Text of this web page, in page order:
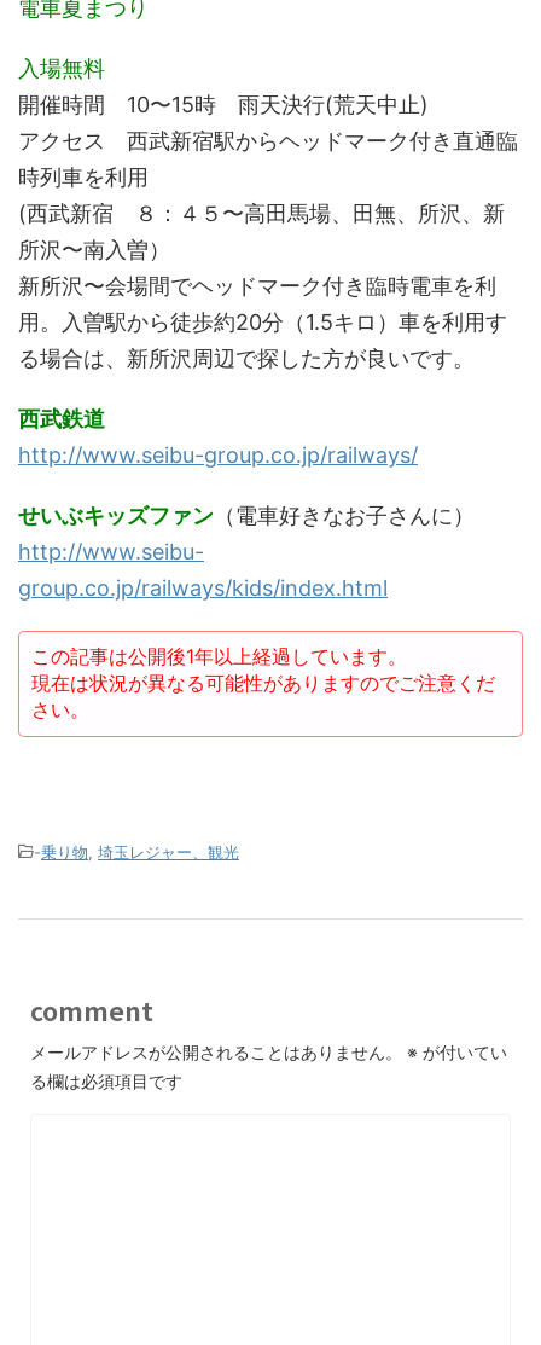
電車夏まつり
入場無料
開催時間 10〜15時 雨天決行(荒天中止)
アクセス 西武新宿駅からヘッドマーク付き直通臨
時列車を利用
(西武新宿 ８：４５〜高田馬場、田無、所沢、新
所沢〜南入曽）
新所沢〜会場間でヘッドマーク付き臨時電車を利
用。入曽駅から徒歩約20分（1.5キロ）車を利用す
る場合は、新所沢周辺で探した方が良いです。
西武鉄道
http://www.seibu-group.co.jp/railways/
せいぶキッズファン （電車好きなお子さんに）
http://www.seibu-
group.co.jp/railways/kids/index.html
この記事は公開後1年以上経過しています。
現在は状況が異なる可能性がありますのでご注意くだ
さい。
-乗り物 埼玉レジャー、観光
comment
メールアドレスが公開されることはありません。 ※ が付いてい
る欄は必須項目です